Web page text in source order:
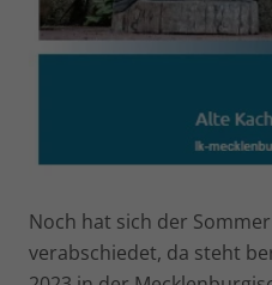
Noch hat sich der
verabschiedet, da steht